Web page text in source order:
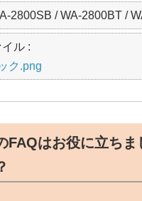
2800SB / WA-2800BT /
ル :
ク.png
FAQはお役に立ちま